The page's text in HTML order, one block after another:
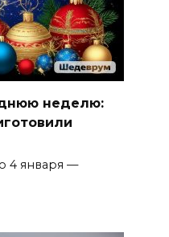
неделю:
4 января —